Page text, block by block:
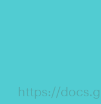
https://